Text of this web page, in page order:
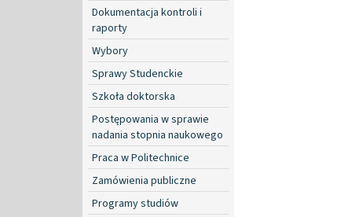
Dokumentacja kontroli i
raporty
Wybory
Sprawy Studenckie
Szkoła doktorska
Postępowania w sprawie
nadania stopnia naukowego
Praca w Politechnice
Zamówienia publiczne
Programy studiów